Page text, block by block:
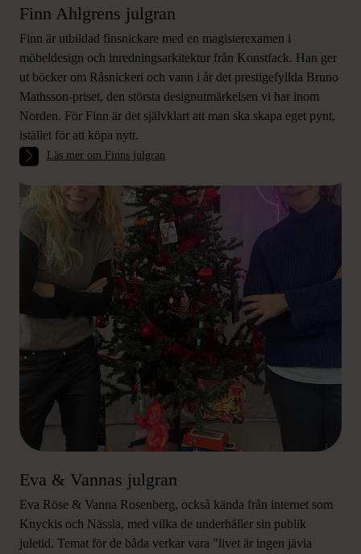
Finn Ahlgrens julgran
Finn är utbildad finsnickare med en magisterexamen i
möbeldesign och inredningsarkitektur från Konstfack. Han ger
ut böcker om Råsnickeri och vann i år det prestigefyllda Bruno
Mathsson-priset, den största designutmärkelsen vi har inom
Norden. För Finn är det självklart att man ska skapa eget pynt,
istället för att köpa nytt.
Läs mer om Finns julgran
Eva & Vannas julgran
Eva Röse & Vanna Rosenberg, också kända från internet som
Knyckis och Nässla, med vilka de underhåller sin publik
juletid. Temat för de båda verkar vara "livet är ingen jävla